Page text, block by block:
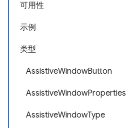
可用性
示例
类型
AssistiveWindowButton
AssistiveWindowProperties
AssistiveWindowType